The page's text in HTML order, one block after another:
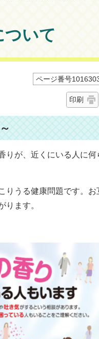
ついて
ページ番号
印刷
りが、近くにいる人に
りうる健康問題です。
ります。